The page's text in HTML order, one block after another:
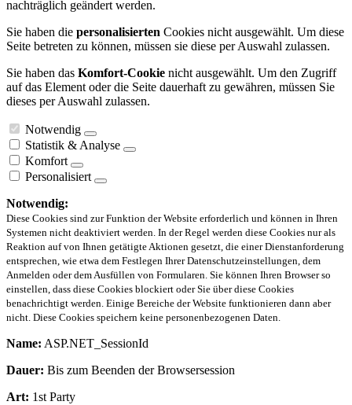
nachträglich geändert werden.
Sie haben die personalisierten Cookies nicht ausgewählt. Um diese
Seite betreten zu können, müssen sie diese per Auswahl zulassen.
Sie haben das Komfort-Cookie nicht ausgewählt. Um den Zugriff
auf das Element oder die Seite dauerhaft zu gewähren, müssen Sie
dieses per Auswahl zulassen.
Notwendig
Statistik & Analyse
Komfort
Personalisiert
Notwendig:
Diese Cookies sind zur Funktion der Website erforderlich und können in Ihren
Systemen nicht deaktiviert werden. In der Regel werden diese Cookies nur als
Reaktion auf von Ihnen getätigte Aktionen gesetzt, die einer Dienstanforderung
entsprechen, wie etwa dem Festlegen Ihrer Datenschutzeinstellungen, dem
Anmelden oder dem Ausfüllen von Formularen. Sie können Ihren Browser so
einstellen, dass diese Cookies blockiert oder Sie über diese Cookies
benachrichtigt werden. Einige Bereiche der Website funktionieren dann aber
nicht. Diese Cookies speichern keine personenbezogenen Daten.
Name: ASP.NET_SessionId
Dauer: Bis zum Beenden der Browsersession
Art: 1st Party